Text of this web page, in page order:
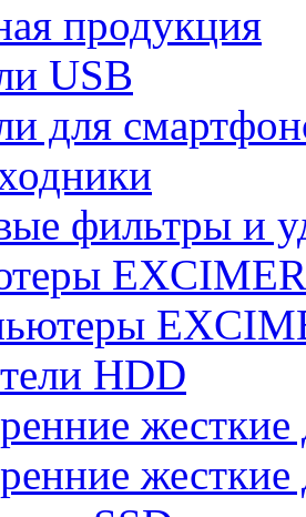
продукция
USB
для
фильтры и
HDD